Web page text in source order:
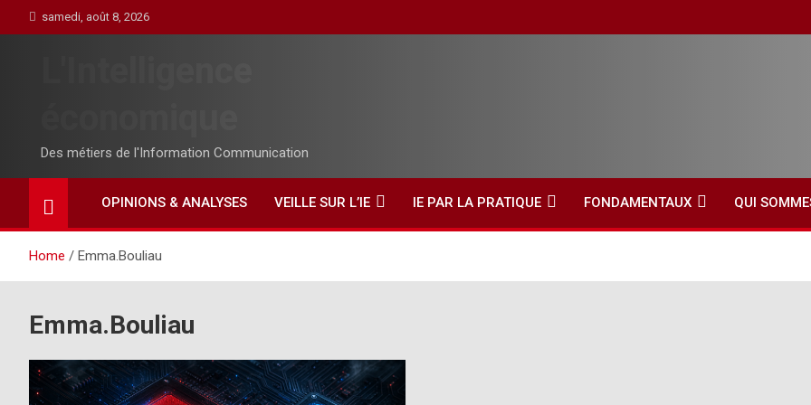
to
samedi, août 8, 2026
Des métiers de l'Information Communication
OPINIONS & ANALYSES VEILLE SUR L’IE IE PAR LA PRATIQUE FONDAMENTAUX QUI
Home Emma.Bouliau
Emma.Bouliau